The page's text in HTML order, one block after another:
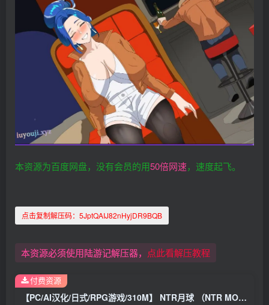
本资源为百度网盘，没有会员的用50倍网速，速度起飞。
点击复制解压码： 5JptQAIJ82nHyjDR9BQB
本资源必须使用陆游记解压器， 点此看解压教程
【PC/AI汉化/日式/RPG游戏/310M】 NTR月球 （NTR MOON） Ver26.02.07 AI汉化版+全回想存档+日式RPG游戏+310M
付费资源